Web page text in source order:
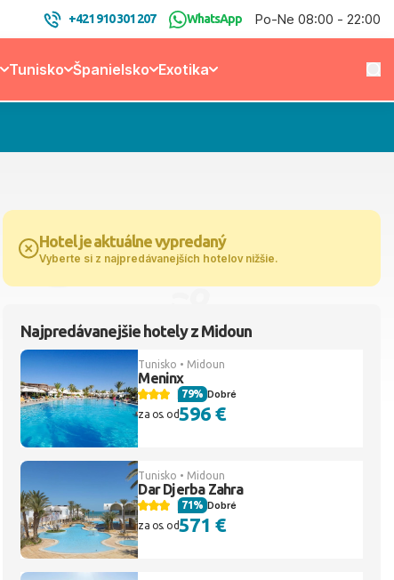
+421 910 301 207 WhatsApp Po-Ne 08:00 - 22:00
Tunisko Španielsko Exotika
Hotel je aktuálne vypredaný
Vyberte si z najpredávanejších hotelov nižšie.
Najpredávanejšie hotely z Midoun
Tunisko • Midoun
Meninx
Dobré
79%
za os. od596 €
Tunisko • Midoun
Dar Djerba Zahra
Dobré
71%
za os. od571 €